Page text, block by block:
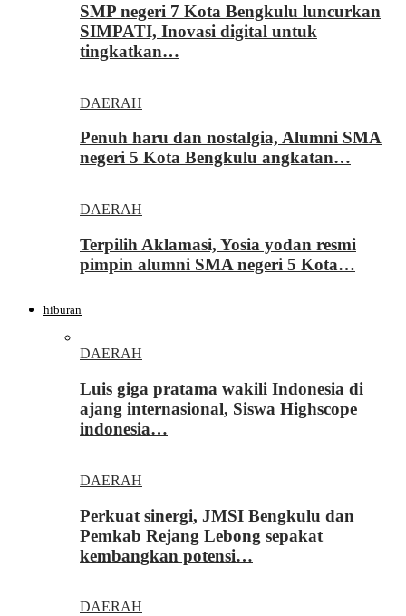
SMP negeri 7 Kota Bengkulu luncurkan
SIMPATI, Inovasi digital untuk
tingkatkan…
DAERAH
Penuh haru dan nostalgia, Alumni SMA
negeri 5 Kota Bengkulu angkatan…
DAERAH
Terpilih Aklamasi, Yosia yodan resmi
pimpin alumni SMA negeri 5 Kota…
hiburan
DAERAH
Luis giga pratama wakili Indonesia di
ajang internasional, Siswa Highscope
indonesia…
DAERAH
Perkuat sinergi, JMSI Bengkulu dan
Pemkab Rejang Lebong sepakat
kembangkan potensi…
DAERAH